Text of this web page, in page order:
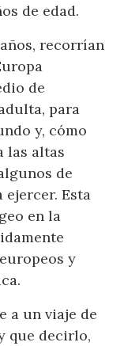
de edad.
recorrían
de
para
y, cómo
las altas
de
ejercer. Esta
en la
y
a un viaje de
que decirlo,